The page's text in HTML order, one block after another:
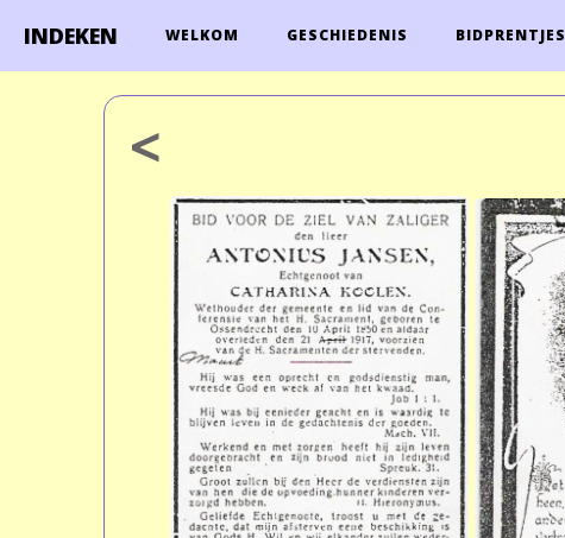
INDEKEN WELKOM GESCHIEDENIS BIDPRENTJES
<